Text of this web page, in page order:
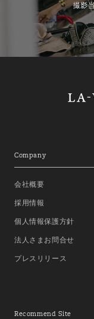
撮影
Company
会社概要
採用情報
個人情報保護方針
法人さまお問合せ
プレスリリース
Recommend Site